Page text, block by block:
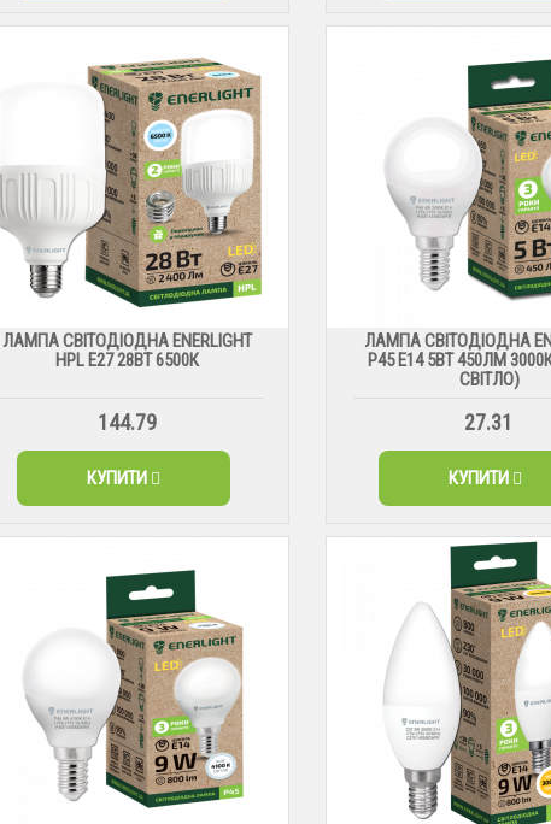
ЛАМПА СВІТОДІОДНА ENERLIGHT
HPL Е27 28ВТ 6500К
144.79
КУПИТИ
ЛАМПА СВІТОДІОДНА
Р45 Е14 5ВТ 450ЛМ
СВІТЛО)
27.31
КУПИТИ